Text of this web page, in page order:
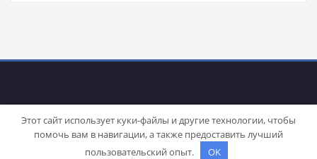
WordPress | Theme: Stacyby SpiceThemes
Этот сайт использует куки-файлы и другие технологии, чтобы
помочь вам в навигации, а также предоставить лучший
пользовательский опыт.
OK